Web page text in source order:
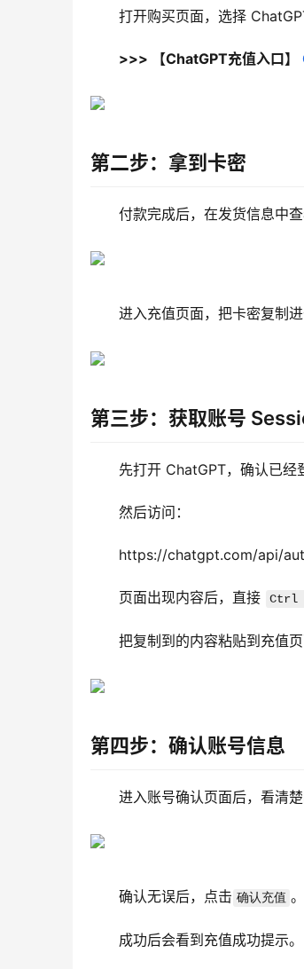
打开购买页面，选择
>>> 【ChatGPT充值入口】
第二步：拿到卡密
付款完成后，在发货信息中查
进入充值页面，把卡密复制
第三步：获取账号
先打开 ChatGPT，确认已经
然后访问：
https://chatgpt.com/api/
页面出现内容后，直接 Ctrl
把复制到的内容粘贴到充值
第四步：确认账号信息
进入账号确认页面后，看清楚
确认无误后，点击 确认充值 。
成功后会看到充值成功提示。